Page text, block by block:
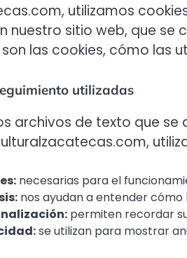
utilizamos
nuestro sitio web, que
las cookies, cómo las
utilizadas
archivos de texto que
necesarias para el
nos ayudan a entender
permiten recordar
se utilizan para mostrar